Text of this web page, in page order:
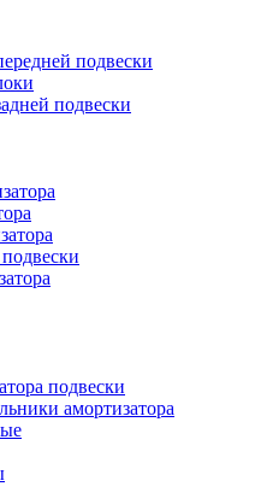
подвески
подвески
подвески
амортизатора